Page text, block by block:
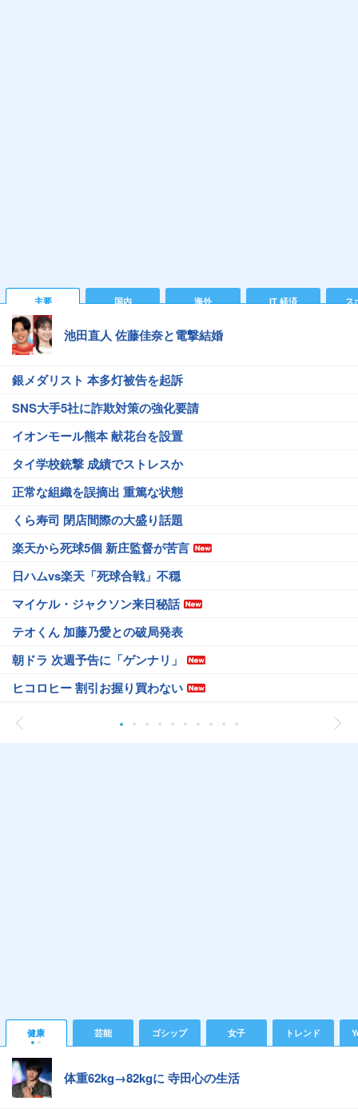
主要 国内 海外 IT 経済 ス
池田直人 佐藤佳奈と電撃結婚
銀メダリスト 本多灯被告を起訴
SNS大手5社に詐欺対策の強化要請
イオンモール熊本 献花台を設置
タイ学校銃撃 成績でストレスか
正常な組織を誤摘出 重篤な状態
くら寿司 閉店間際の大盛り話題
楽天から死球5個 新庄監督が苦言
日ハムvs楽天「死球合戦」不穏
マイケル・ジャクソン来日秘話
テオくん 加藤乃愛との破局発表
朝ドラ 次週予告に「ゲンナリ」
ヒコロヒー 割引お握り買わない
健康 芸能 ゴシップ 女子 トレンド
体重62kg→82kgに 寺田心の生活